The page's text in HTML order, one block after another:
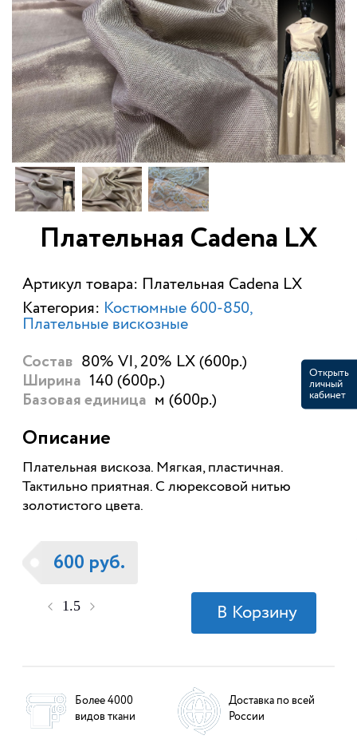
Плательная Cadena LX
Артикул товара: Плательная Cadena LX
Категория: Костюмные 600-850
Плательные вискозные
Состав 80% VI, 20% LX (600р.)
Ширина 140 (600р.)
Базовая единица м (600р.)
Описание
Плательная вискоза. Мягкая, пластичная.
Тактильно приятная. С люрексовой нитью
золотистого цвета.
600 руб.
Более 4000
видов ткани
Доставка по всей
России
Открыть
личный
кабинет